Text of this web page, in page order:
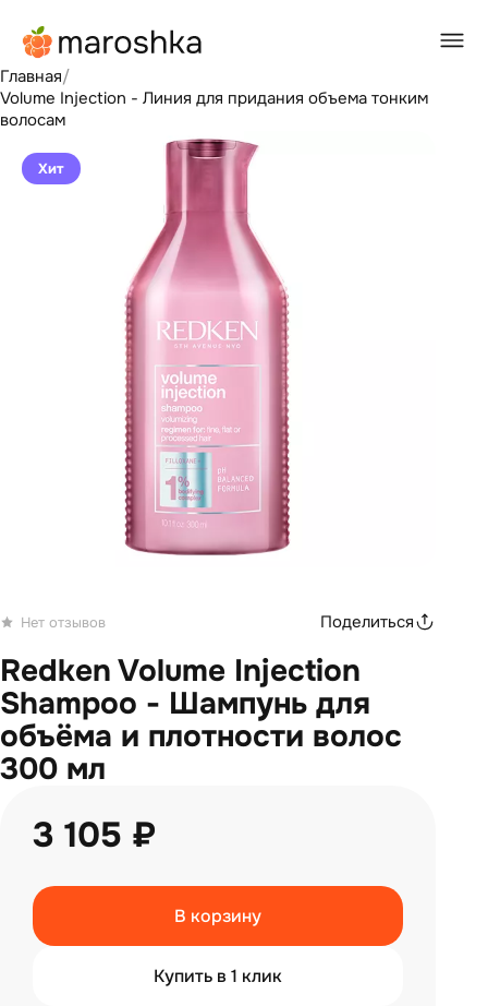
Главная/
Volume Injection - Линия для придания объема тонким
волосам
Хит
Нет отзывов Поделиться
Redken Volume Injection
Shampoo - Шампунь для
объёма и плотности волос
300 мл
3 105 ₽
В корзину
Купить в 1 клик